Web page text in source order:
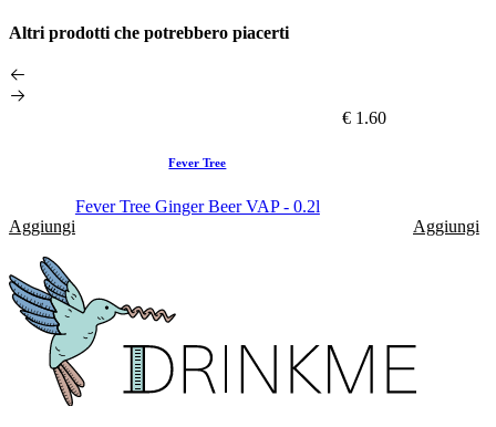
Altri prodotti che potrebbero piacerti
€ 1.60
Fever Tree
Fever Tree Ginger Beer VAP - 0.2l
Aggiungi
Aggiungi